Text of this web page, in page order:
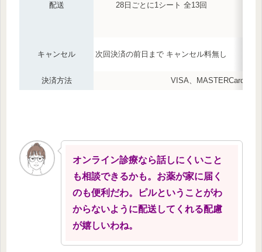
配送 28日ごとに1シート 全13回
キャンセル 次回決済の前日まで キャンセル料無し
決済方法 VISA、MASTERCard、
オンライン診療なら話しにくいこと
も相談できるかも。お薬が家に届く
のも便利だわ。ピルということがわ
からないように配送してくれる配慮
が嬉しいわね。